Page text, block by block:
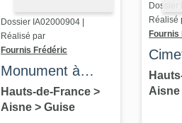
Dossier IA02000904 |
Réalisé par
Fournis Frédéric
Monument à
Camille
Desmoulins
Hauts-de-France >
Aisne > Guise
Dossier
Réalisé
Fournis
Aisne